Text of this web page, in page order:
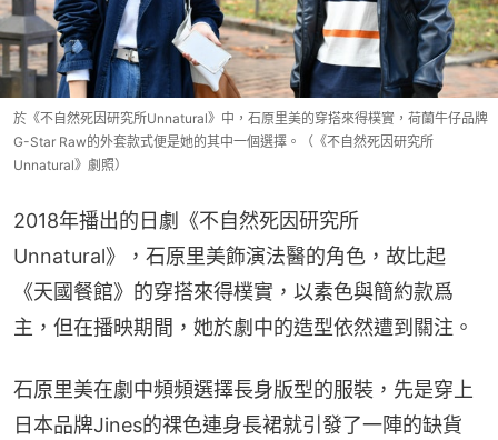
於《不自然死因研究所Unnatural》中，石原里美的穿搭來得樸實，荷蘭牛仔品牌
G-Star Raw的外套款式便是她的其中一個選擇。（《不自然死因研究所
Unnatural》劇照）
2018年播出的日劇《不自然死因研究所
Unnatural》，石原里美飾演法醫的角色，故比起
《天國餐館》的穿搭來得樸實，以素色與簡約款爲
主，但在播映期間，她於劇中的造型依然遭到關注。
石原里美在劇中頻頻選擇長身版型的服裝，先是穿上
日本品牌Jines的祼色連身長裙就引發了一陣的缺貨